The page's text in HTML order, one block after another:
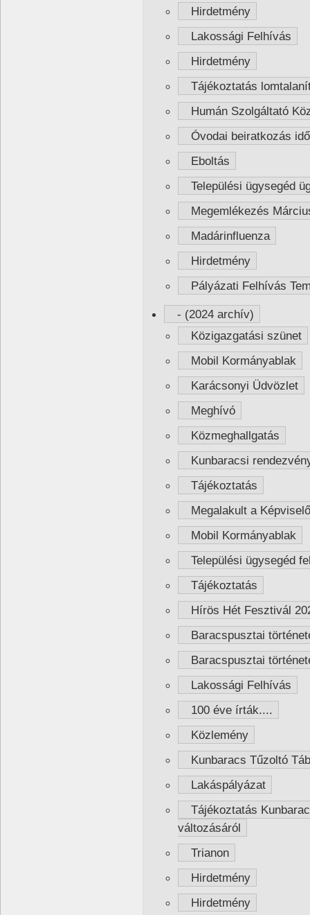
Hirdetmény
Lakossági Felhívás
Hirdetmény
Tájékoztatás
Humán Szolgáltató
Óvodai beiratkozás
Eboltás
Települési ügysegéd
Megemlékezés
Madárinfluenza
Hirdetmény
Pályázati Felhívás
- (2024 archív)
Közigazgatási szünet
Mobil Kormányablak
Karácsonyi Üdvözlet
Meghívó
Közmeghallgatás
Kunbaracsi
Tájékoztatás
Megalakult a
Mobil Kormányablak
Települési ügysegéd
Tájékoztatás
Hírös Hét Fesztivál
Baracspusztai
Baracspusztai
Lakossági Felhívás
100 éve írták....
Közlemény
Kunbaracs Tűzoltó
Lakáspályázat
Tájékoztatás
változásáról
Trianon
Hirdetmény
Hirdetmény